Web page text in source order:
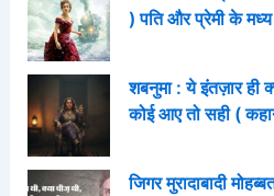
) पति और प्रेमी के
शबनुमा : ये इंतज़ार ही
कोई आए तो सही (
जिगर मुरादाबादी